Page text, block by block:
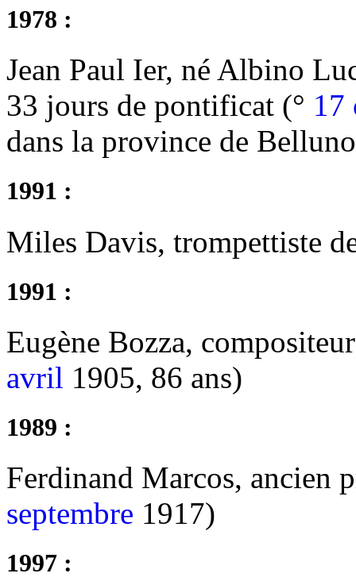
1978 :
Jean Paul Ier, né Albino
33 jours de pontificat (° 17
dans la province de
1991 :
Miles Davis, trompettiste
1991 :
Eugène Bozza,
avril 1905, 86 ans)
1989 :
Ferdinand Marcos, ancien
septembre 1917)
1997 :